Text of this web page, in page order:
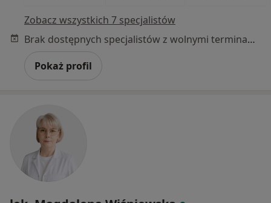
Zobacz wszystkich 7 specjalistów
Brak dostępnych specjalistów z wolnymi terminami w tym centrum medycznym.
Pokaż profil